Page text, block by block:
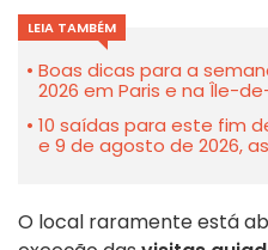
LEIA TAMBÉM
Boas dicas para a
2026 em Paris e na Île-
10 saídas para este fim
e 9 de agosto de 2026,
O local raramente está